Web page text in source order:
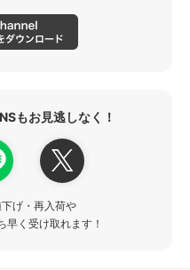
もお見逃しなく！
げ・再入荷や
早く受け取れます！